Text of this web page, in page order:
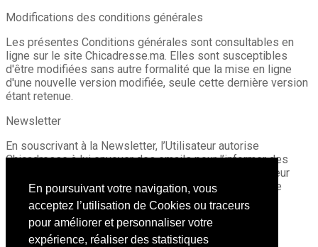
En poursuivant votre navigation, vous
acceptez l’utilisation de Cookies ou traceurs
pour améliorer et personnaliser votre
expérience, réaliser des statistiques
Modifications des conditions générales
Les présentes Conditions générales sont consultables en
ligne sur le site Chicadresse.ma. Elles sont susceptibles
d'être modifiées sans autre formalité que la mise en ligne
d'une nouvelle version modifiée, seule cette dernière version
étant retenue.
Newsletter
En souscrivant à la Newsletter, l’Utilisateur autorise
Chicadresse à lui envoyer des emails pour l’informer des
nouveautés et services mis à sa disposition. L’Utilisateur
dispose à tout moment du droit de se désinscrire de ce
service via les newsletters.
Renseignements – Réclamations